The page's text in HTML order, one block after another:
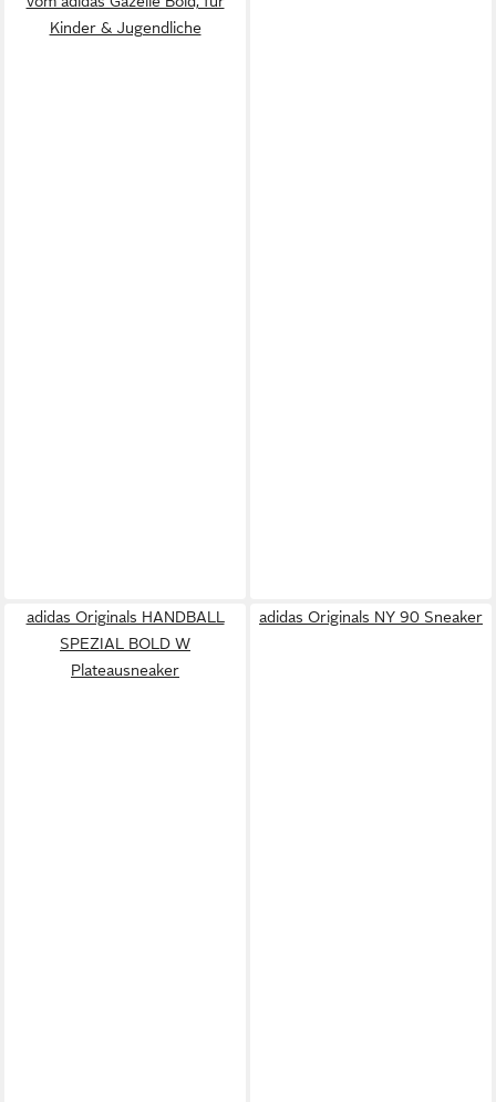
Kinder & Jugendliche
adidas Originals HANDBALL
SPEZIAL BOLD W
Plateausneaker
adidas Originals NY 90 Sneaker